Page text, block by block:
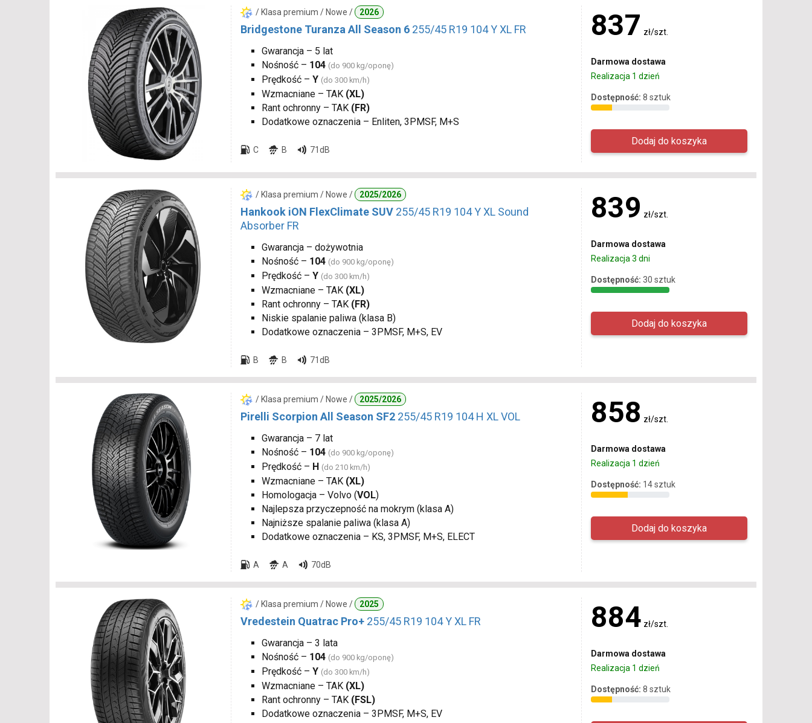
/ Klasa premium / Nowe / 2026
Bridgestone Turanza All Season 6 255/45 R19 104 Y XL FR
Gwarancja – 5 lat
Nośność – 104 (do 900 kg/oponę)
Prędkość – Y (do 300 km/h)
Wzmacniane – TAK (XL)
Rant ochronny – TAK (FR)
Dodatkowe oznaczenia – Enliten, 3PMSF, M+S
C B 71dB
837 zł/szt.
Darmowa dostawa
Realizacja 1 dzień
Dostępność: 8 sztuk
/ Klasa premium / Nowe / 2025/2026
Hankook iON FlexClimate SUV 255/45 R19 104 Y XL Sound
Absorber FR
Gwarancja – dożywotnia
Nośność – 104 (do 900 kg/oponę)
Prędkość – Y (do 300 km/h)
Wzmacniane – TAK (XL)
Rant ochronny – TAK (FR)
Niskie spalanie paliwa (klasa B)
Dodatkowe oznaczenia – 3PMSF, M+S, EV
B B 71dB
839 zł/szt.
Darmowa dostawa
Realizacja 3 dni
Dostępność: 30 sztuk
/ Klasa premium / Nowe / 2025/2026
Pirelli Scorpion All Season SF2 255/45 R19 104 H XL VOL
Gwarancja – 7 lat
Nośność – 104 (do 900 kg/oponę)
Prędkość – H (do 210 km/h)
Wzmacniane – TAK (XL)
Homologacja – Volvo (VOL)
Najlepsza przyczepność na mokrym (klasa A)
Najniższe spalanie paliwa (klasa A)
Dodatkowe oznaczenia – KS, 3PMSF, M+S, ELECT
A A 70dB
858 zł/szt.
Darmowa dostawa
Realizacja 1 dzień
Dostępność: 14 sztuk
/ Klasa premium / Nowe / 2025
Vredestein Quatrac Pro+ 255/45 R19 104 Y XL FR
Gwarancja – 3 lata
Nośność – 104 (do 900 kg/oponę)
Prędkość – Y (do 300 km/h)
Wzmacniane – TAK (XL)
Rant ochronny – TAK (FSL)
Dodatkowe oznaczenia – 3PMSF, M+S, EV
884 zł/szt.
Darmowa dostawa
Realizacja 1 dzień
Dostępność: 8 sztuk